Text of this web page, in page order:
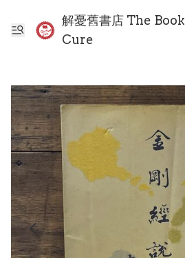
解憂舊書店 The Book
Cure